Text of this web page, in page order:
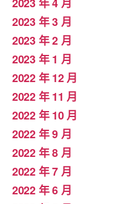
2023 年 3 月
2023 年 2 月
2023 年 1 月
2022 年 12 月
2022 年 11 月
2022 年 10 月
2022 年 9 月
2022 年 8 月
2022 年 7 月
2022 年 6 月